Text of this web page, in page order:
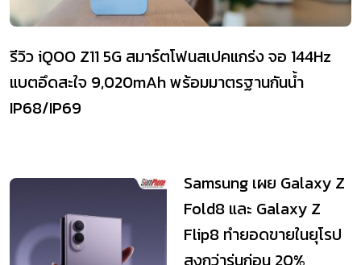
รีวิว iQOO Z11 5G สมาร์ตโฟนสเปคแกร่ง จอ 144Hz
แบตอึดสะใจ 9,020mAh พร้อมมาตรฐานกันน้ำ
IP68/IP69
Samsung เผย Galaxy Z
Fold8 และ Galaxy Z
Flip8 ทำยอดขายในยุโรป